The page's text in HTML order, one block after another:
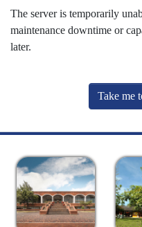
The server is temporarily
maintenance downtime or
later.
Take me